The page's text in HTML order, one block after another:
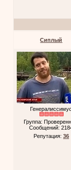
Cиплый
Группа:
Сообщений:
Репутация: 36